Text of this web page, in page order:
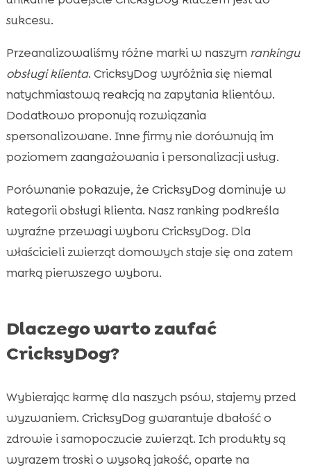
sukcesu.
Przeanalizowaliśmy różne marki w naszym rankingu
obsługi klienta. CricksyDog wyróżnia się niemal
natychmiastową reakcją na zapytania klientów.
Dodatkowo proponują rozwiązania
spersonalizowane. Inne firmy nie dorównują im
poziomem zaangażowania i personalizacji usług.
Porównanie pokazuje, że CricksyDog dominuje w
kategorii obsługi klienta. Nasz ranking podkreśla
wyraźne przewagi wyboru CricksyDog. Dla
właścicieli zwierząt domowych staje się ona zatem
marką pierwszego wyboru.
Dlaczego warto zaufać
CricksyDog?
Wybierając karmę dla naszych psów, stajemy przed
wyzwaniem. CricksyDog gwarantuje dbałość o
zdrowie i samopoczucie zwierząt. Ich produkty są
wyrazem troski o wysoką jakość, oparte na